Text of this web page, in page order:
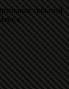
событий
к